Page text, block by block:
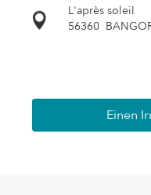
L'après soleil
56360
Einen